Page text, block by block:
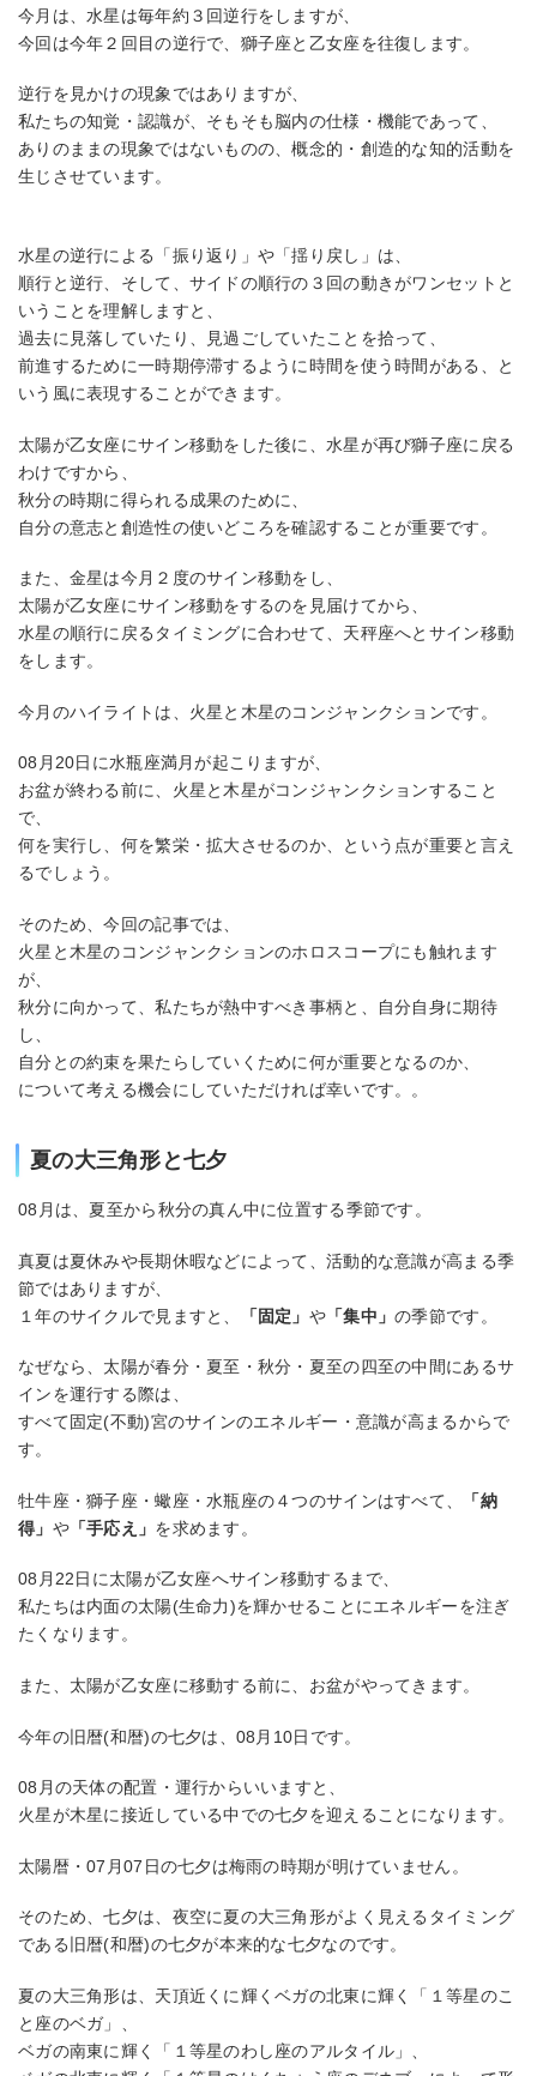
今月は、水星は毎年約３回逆行をしますが、
今回は今年２回目の逆行で、獅子座と乙女座を往復します。
逆行を見かけの現象ではありますが、
私たちの知覚・認識が、そもそも脳内の仕様・機能であって、
ありのままの現象ではないものの、概念的・創造的な知的活動を
生じさせています。
水星の逆行による「振り返り」や「揺り戻し」は、
順行と逆行、そして、サイドの順行の３回の動きがワンセットと
いうことを理解しますと、
過去に見落していたり、見過ごしていたことを拾って、
前進するために一時期停滞するように時間を使う時間がある、と
いう風に表現することができます。
太陽が乙女座にサイン移動をした後に、水星が再び獅子座に戻る
わけですから、
秋分の時期に得られる成果のために、
自分の意志と創造性の使いどころを確認することが重要です。
また、金星は今月２度のサイン移動をし、
太陽が乙女座にサイン移動をするのを見届けてから、
水星の順行に戻るタイミングに合わせて、天秤座へとサイン移動
をします。
今月のハイライトは、火星と木星のコンジャンクションです。
08月20日に水瓶座満月が起こりますが、
お盆が終わる前に、火星と木星がコンジャンクションすること
で、
何を実行し、何を繁栄・拡大させるのか、という点が重要と言え
るでしょう。
そのため、今回の記事では、
火星と木星のコンジャンクションのホロスコープにも触れます
が、
秋分に向かって、私たちが熱中すべき事柄と、自分自身に期待
し、
自分との約束を果たらしていくために何が重要となるのか、
について考える機会にしていただければ幸いです。。
夏の大三角形と七夕
08月は、夏至から秋分の真ん中に位置する季節です。
真夏は夏休みや長期休暇などによって、活動的な意識が高まる季
節ではありますが、
１年のサイクルで見ますと、
「固定」 や 「集中」の季節です。
なぜなら、太陽が春分・夏至・秋分・夏至の四至の中間にあるサ
インを運行する際は、
すべて固定(不動)宮のサインのエネルギー・意識が高まるからで
す。
牡牛座・獅子座・蠍座・水瓶座の４つのサインはすべて、
「納
得」 や「手応え」 を求めます。
08月22日に太陽が乙女座へサイン移動するまで、
私たちは内面の太陽(生命力)を輝かせることにエネルギーを注ぎ
たくなります。
また、太陽が乙女座に移動する前に、お盆がやってきます。
今年の旧暦(和暦)の七夕は、08月10日です。
08月の天体の配置・運行からいいますと、
火星が木星に接近している中での七夕を迎えることになります。
太陽暦・07月07日の七夕は梅雨の時期が明けていません。
そのため、七夕は、夜空に夏の大三角形がよく見えるタイミング
である旧暦(和暦)の七夕が本来的な七夕なのです。
夏の大三角形は、天頂近くに輝くベガの北東に輝く「１等星のこ
と座のベガ」、
ベガの南東に輝く「１等星のわし座のアルタイル」、